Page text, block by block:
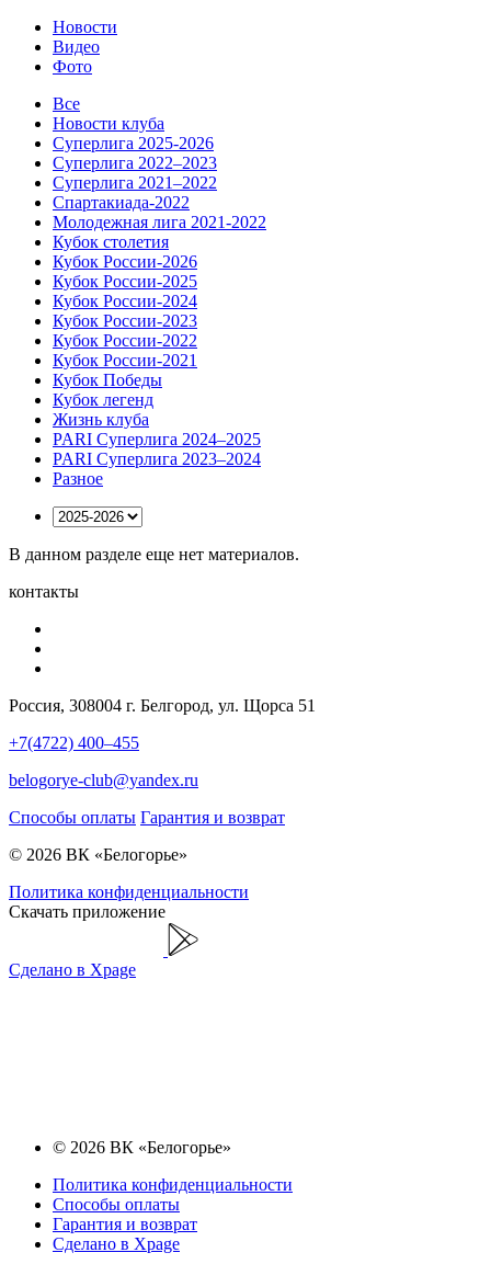
Новости
Видео
Фото
Все
Новости клуба
Суперлига 2025-2026
Суперлига 2022–2023
Суперлига 2021–2022
Спартакиада-2022
Молодежная лига 2021-2022
Кубок столетия
Кубок России-2026
Кубок России-2025
Кубок России-2024
Кубок России-2023
Кубок России-2022
Кубок России-2021
Кубок Победы
Кубок легенд
Жизнь клуба
PARI Суперлига 2024–2025
PARI Суперлига 2023–2024
Разное
В данном разделе еще нет материалов.
контакты
Россия, 308004 г. Белгород, ул. Щорса 51
+7(4722) 400–455
belogorye-club@yandex.ru
Способы оплаты Гарантия и возврат
© 2026 ВК «Белогорье»
Политика конфиденциальности
Скачать приложение
Сделано в Xpage
© 2026 ВК «Белогорье»
Политика конфиденциальности
Способы оплаты
Гарантия и возврат
Сделано в Xpage